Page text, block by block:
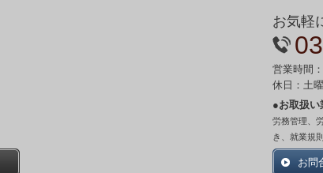
お気軽
営業時間
休日：土
●お取扱い
労務管理、
き、就業規
お問